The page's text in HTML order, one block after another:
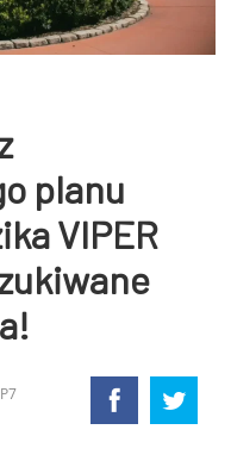
planu
VIPER